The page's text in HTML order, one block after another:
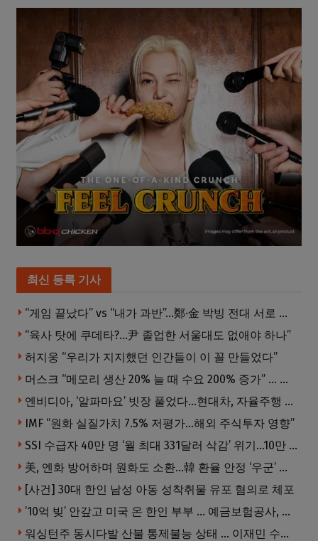
최신 등록 기사
“게임 끝났다” vs “내가 과반”…鄭·金 박빙 전대 서로 우위 주장
“육사 탓에 쿠데타?…尹 졸업한 서울대도 없애야 하나”
허지웅 “우리가 지지했던 인간들이 이 꼴 만들었다”
머스크 “메모리 생산 20% 늘 때 수요 200% 증가” … 반도체 매출 1조달러 눈 앞
엔비디아, ‘알파마요’ 빗장 풀었다…현대차, 자율주행 속도내나
IMF “원화 실질가치 7.5% 저평가…해외 주식투자 영향”
SSI 수급자 40만 명 ‘월 최대 331달러 삭감’ 위기…10만 명은 수급자격 상실
美, 엔화 방어하며 원화도 소환…韓 환율 안정 ‘우군’ 되나
[사건] 30대 한인 남성 아동 성착취물 유포 혐의로 체포
’10억 빚’ 안갚고 미국 온 한인 부부 … 예금보험공사, 미국서 소송
워싱턴주 동시다발 산불 통제불능 상태 … 이재민 수십만명